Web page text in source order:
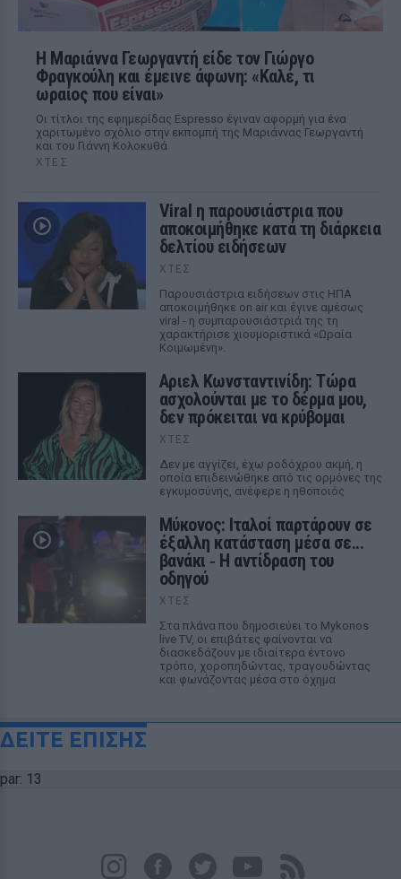
Η Μαριάννα Γεωργαντή είδε τον Γιώργο
Φραγκούλη και έμεινε άφωνη: «Καλέ, τι
ωραίος που είναι»
Οι τίτλοι της εφημερίδας Espresso έγιναν αφορμή για ένα
χαριτωμένο σχόλιο στην εκπομπή της Μαριάννας Γεωργαντή
και του Γιάννη Κολοκυθά
ΧΤΕΣ
Viral η παρουσιάστρια που
αποκοιμήθηκε κατά τη διάρκεια
δελτίου ειδήσεων
ΧΤΕΣ
Παρουσιάστρια ειδήσεων στις ΗΠΑ
αποκοιμήθηκε on air και έγινε αμέσως
viral - η συμπαρουσιάστριά της τη
χαρακτήρισε χιουμοριστικά «Ωραία
Κοιμωμένη».
Αριελ Κωνσταντινίδη: Τώρα
ασχολούνται με το δέρμα μου,
δεν πρόκειται να κρύβομαι
ΧΤΕΣ
Δεν με αγγίζει, έχω ροδόχρου ακμή, η
οποία επιδεινώθηκε από τις ορμόνες της
εγκυμοσύνης, ανέφερε η ηθοποιός
Μύκονος: Ιταλοί παρτάρουν σε
έξαλλη κατάσταση μέσα σε...
βανάκι ‑ Η αντίδραση του
οδηγού
ΧΤΕΣ
Στα πλάνα που δημοσιεύει το Mykonos
live TV, οι επιβάτες φαίνονται να
διασκεδάζουν με ιδιαίτερα έντονο
τρόπο, χοροπηδώντας, τραγουδώντας
και φωνάζοντας μέσα στο όχημα
ΔΕΙΤΕ ΕΠΙΣΗΣ
par: 13